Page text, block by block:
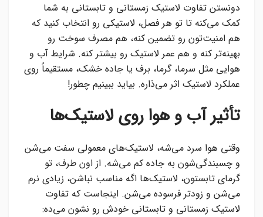
دونستن تفاوت لاستیک زمستانی و تابستانی به شما
کمک می‌کنه تا تو هر فصل، لاستیکی رو انتخاب کنید که
هم امنیت‌تون رو تضمین کنه، هم مصرف سوخت رو
بهینه‌تر کنه و هم عمر لاستیک رو بیشتر کنه. شرایط آب و
هوایی مثل سرما، گرما، برف یا جاده خشک، مستقیماً روی
عملکرد لاستیک اثر می‌ذاره. بیاید ببینیم چطور!
تأثیر آب و هوا روی لاستیک‌ها
وقتی هوا سرد می‌شه، لاستیک‌های معمولی سفت می‌شن
و چسبندگی‌شون به جاده کم می‌شه. از اون طرف، تو
گرمای تابستون، لاستیک‌ها اگه مناسب نباشن، زیادی نرم
می‌شن و زودتر فرسوده می‌شن. اینجاست که تفاوت
لاستیک زمستانی و تابستانی خودش رو نشون می‌ده: